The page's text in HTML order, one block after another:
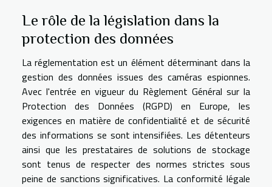
Le rôle de la législation dans la
protection des données
La réglementation est un élément déterminant dans la
gestion des données issues des caméras espionnes.
Avec l'entrée en vigueur du Règlement Général sur la
Protection des Données (RGPD) en Europe, les
exigences en matière de confidentialité et de sécurité
des informations se sont intensifiées. Les détenteurs
ainsi que les prestataires de solutions de stockage
sont tenus de respecter des normes strictes sous
peine de sanctions significatives. La conformité légale